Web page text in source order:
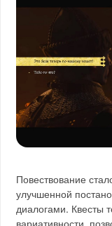
Повествование
улучшенной
диалогами. Квесты
вариативности,